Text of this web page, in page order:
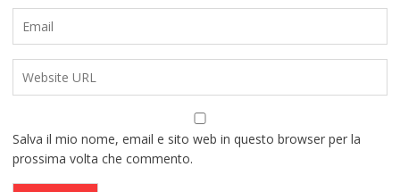
Salva il mio nome, email e sito web in questo browser per la
prossima volta che commento.